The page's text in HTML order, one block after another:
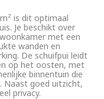
is dit optimaal
Je beschikt over
met een
wanden en
De schuifpui leidt
op het oosten, met
binnentuin die
Naast goed uitzicht,
privacy.